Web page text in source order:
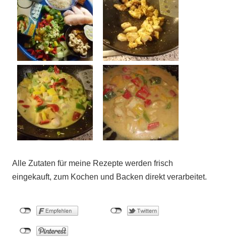
Alle Zutaten für meine Rezepte werden frisch
eingekauft, zum Kochen und Backen direkt verarbeitet.